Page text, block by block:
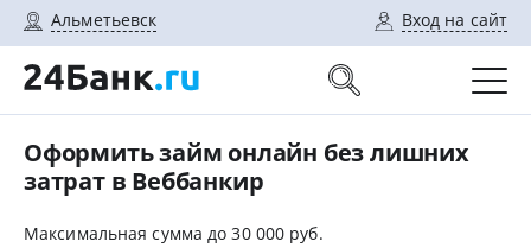
Альметьевск Вход на сайт
Оформить займ онлайн без лишних
затрат в Веббанкир
Максимальная сумма до 30 000 руб.